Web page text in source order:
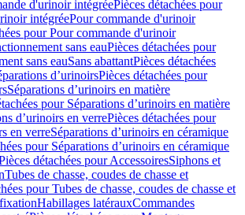
d'urinoir intégréePièces détachées pour
intégréePour commande d'urinoir
pour Pour commande d'urinoir
sans eauPièces détachées pour
sans eauSans abattantPièces détachées
d’urinoirsPièces détachées pour
Séparations d’urinoirs en matière
pour Séparations d’urinoirs en matière
d’urinoirs en verrePièces détachées pour
en verreSéparations d’urinoirs en céramique
pour Séparations d’urinoirs en céramique
détachées pour AccessoiresSiphons et
Tubes de chasse, coudes de chasse et
pour Tubes de chasse, coudes de chasse et
Habillages latérauxCommandes